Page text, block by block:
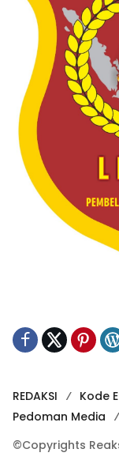
REDAKSI Kode
Pedoman Media
©Copyrights